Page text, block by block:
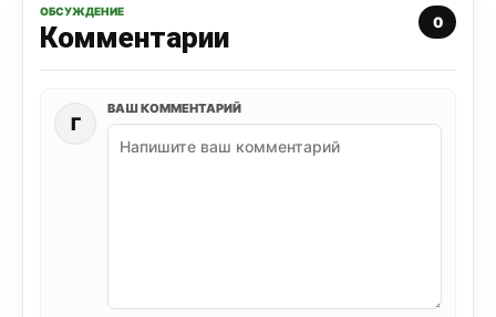
ОБСУЖДЕНИЕ
Комментарии 0
Г
ВАШ КОММЕНТАРИЙ